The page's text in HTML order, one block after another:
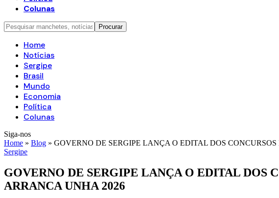
Colunas
Home
Notícias
Sergipe
Brasil
Mundo
Economia
Política
Colunas
Siga-nos
Home » Blog » GOVERNO DE SERGIPE LANÇA O EDITAL DOS
Sergipe
GOVERNO DE SERGIPE LANÇA O EDITAL DOS
ARRANCA UNHA 2026